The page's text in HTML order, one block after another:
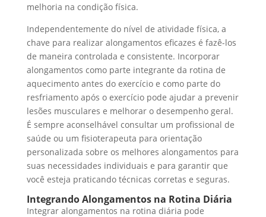
melhoria na condição física.
Independentemente do nível de atividade física, a
chave para realizar alongamentos eficazes é fazê-los
de maneira controlada e consistente. Incorporar
alongamentos como parte integrante da rotina de
aquecimento antes do exercício e como parte do
resfriamento após o exercício pode ajudar a prevenir
lesões musculares e melhorar o desempenho geral.
É sempre aconselhável consultar um profissional de
saúde ou um fisioterapeuta para orientação
personalizada sobre os melhores alongamentos para
suas necessidades individuais e para garantir que
você esteja praticando técnicas corretas e seguras.
Integrando Alongamentos na Rotina Diária
Integrar alongamentos na rotina diária pode